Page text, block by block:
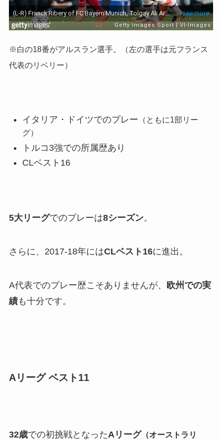
※白の18番がアルスラン選手。（左の選手は元フランス
代表のリベリー）
イタリア・ドイツでのプレー （ともに1部リー
グ）
トルコ3強での所属歴あり
CLベスト16
5大リーグでのプレーは8シーズン。
さらに、2017-18年にはCLベスト16に進出。
A代表でのプレー歴こそありませんが、 欧州での実
績も十分です。
Aリーグ ベスト11
32歳での初挑戦となったAリーグ（オーストラリ